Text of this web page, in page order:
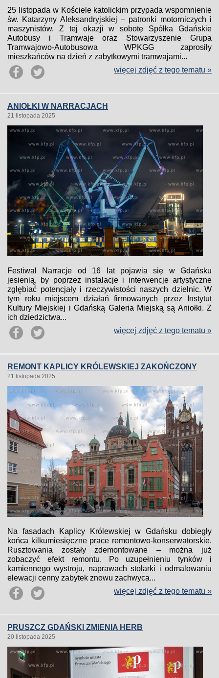
25 listopada w Kościele katolickim przypada wspomnienie
św. Katarzyny Aleksandryjskiej – patronki motorniczych i
maszynistów. Z tej okazji w sobotę Spółka Gdańskie
Autobusy i Tramwaje oraz Stowarzyszenie Grupa
Tramwajowo-Autobusowa WPKGG zaprosiły
mieszkańców na dzień z zabytkowymi tramwajami...
więcej zdjęć z tego tematu »
ANIOŁKI W NARRACJACH
21 listopada 2025
Festiwal Narracje od 16 lat pojawia się w Gdańsku
jesienią, by poprzez instalacje i interwencje artystyczne
zgłębiać potencjały i rzeczywistości naszych dzielnic. W
tym roku miejscem działań firmowanych przez Instytut
Kultury Miejskiej i Gdańską Galeria Miejską są Aniołki. Z
ich dziedzictwa...
więcej zdjęć z tego tematu »
REMONT KAPLICY KRÓLEWSKIEJ ZAKOŃCZONY
21 listopada 2025
Na fasadach Kaplicy Królewskiej w Gdańsku dobiegły
końca kilkumiesięczne prace remontowo-konserwatorskie.
Rusztowania zostały zdemontowane – można już
zobaczyć efekt remontu. Po uzupełnieniu tynków i
kamiennego wystroju, naprawach stolarki i odmalowaniu
elewacji cenny zabytek znowu zachwyca...
więcej zdjęć z tego tematu »
PRUSZCZ GDAŃSKI ZMIENIA HERB
20 listopada 2025